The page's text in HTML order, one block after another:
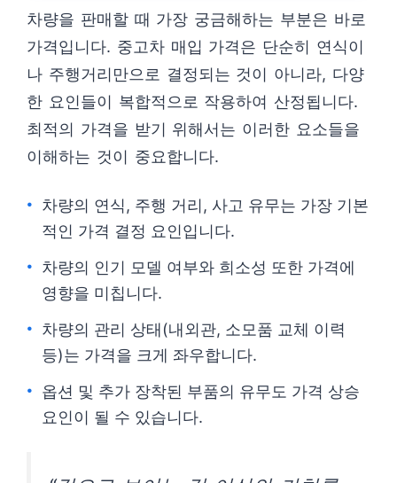
차량을 판매할 때 가장 궁금해하는 부분은 바로
가격입니다. 중고차 매입 가격은 단순히 연식이
나 주행거리만으로 결정되는 것이 아니라, 다양
한 요인들이 복합적으로 작용하여 산정됩니다.
최적의 가격을 받기 위해서는 이러한 요소들을
이해하는 것이 중요합니다.
차량의 연식, 주행 거리, 사고 유무는 가장 기본
적인 가격 결정 요인입니다.
차량의 인기 모델 여부와 희소성 또한 가격에
영향을 미칩니다.
차량의 관리 상태(내외관, 소모품 교체 이력
등)는 가격을 크게 좌우합니다.
옵션 및 추가 장착된 부품의 유무도 가격 상승
요인이 될 수 있습니다.